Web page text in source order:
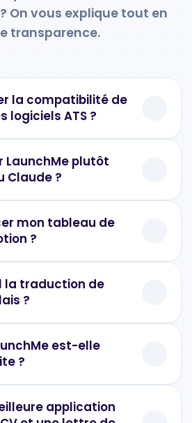
On vous explique tout en
transparence.
la compatibilité de
logiciels ATS ?
LaunchMe plutôt
Claude ?
mon tableau de
?
la traduction de
?
est-elle
?
application